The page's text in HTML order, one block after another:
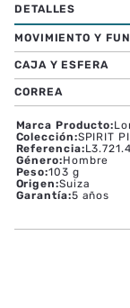
MOVIMIENTO Y
CAJA Y ESFERA
CORREA
Marca Producto:
Colección:SPIRIT
Referencia:
Género:Hombre
Peso:103 g
Origen:Suiza
Garantía:5 años